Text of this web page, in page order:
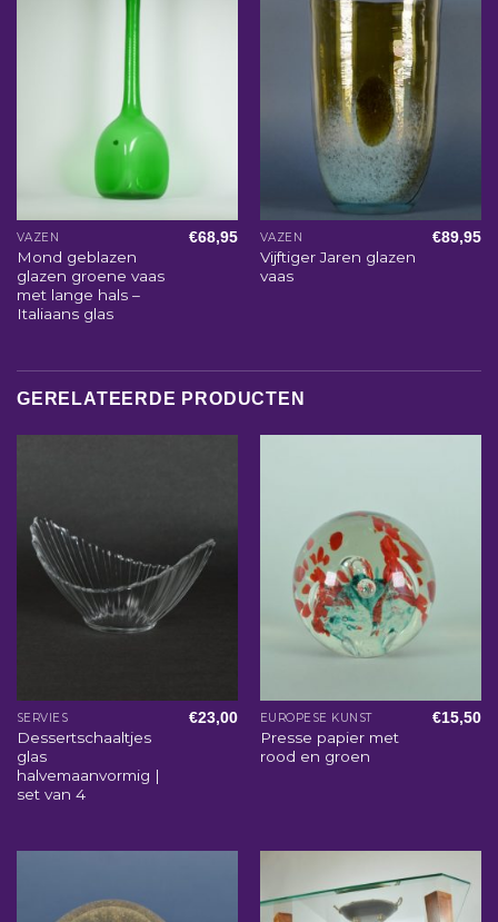
VAZEN
Mond geblazen
glazen groene vaas
met lange hals –
Italiaans glas
€68,95 VAZEN
Vijftiger Jaren glazen
vaas
€89,95
GERELATEERDE PRODUCTEN
SERVIES
Dessertschaaltjes
glas
halvemaanvormig |
set van 4
€23,00 EUROPESE KUNST
Presse papier met
rood en groen
€15,50